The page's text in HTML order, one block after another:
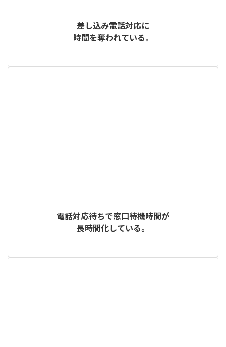
差し込み電話対応に
時間を奪われている。
電話対応待ちで窓口待機時間が
長時間化している。